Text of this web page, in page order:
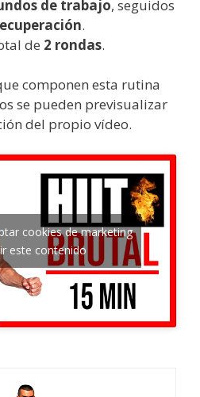
de trabajo, seguidos
.
de 2 rondas.
componen esta rutina
se pueden previsualizar
del propio vídeo.
cookies de marketing
este contenido